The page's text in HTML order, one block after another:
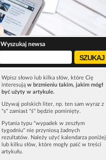
Wyszukaj newsa
Wpisz słowo lub kilka słów, które Cię
interesują w brzmieniu takim, jakim mógł
być użyty w artykule.
Używaj polskich liter, np. ten sam wyraz z
"s" zamiast "ś" będzie pominięty.
Pytania typu "wypadek w zeszłym
tygodniu" nie przyniosą żadnych
rezultatów. Należy użyć kalendarza poniżej
lub kilku słów, które mogły paść w treści
artykułu.